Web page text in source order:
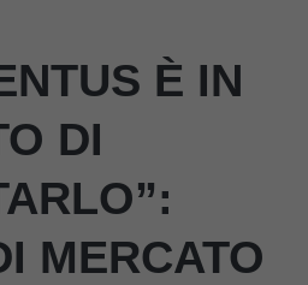
È IN
DI
MERCATO